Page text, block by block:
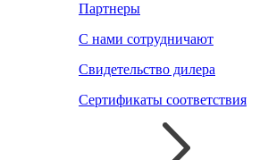
Партнеры
С нами сотрудничают
Свидетельство дилера
Сертификаты соответствия